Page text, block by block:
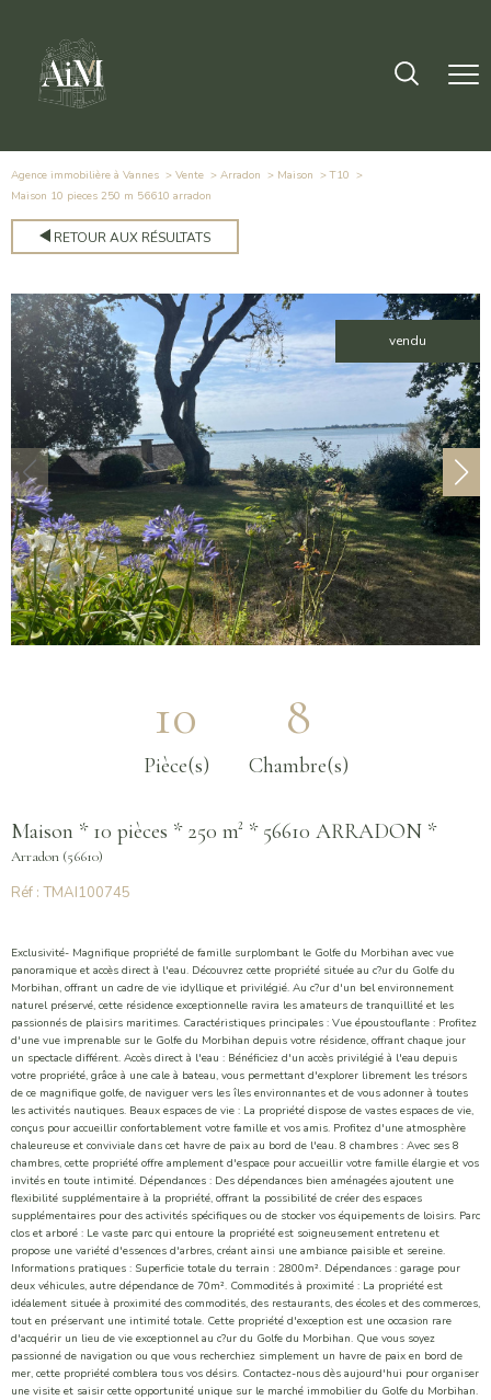
Agence immobilière à Vannes Vente Arradon Maison
T10
maison 10 pieces 250 m 56610 arradon
RETOUR AUX RÉSULTATS
vendu
10
Pièce(s)
8
Chambre(s)
Maison * 10 pièces * 250 m² * 56610 ARRADON *
Arradon (56610)
Réf : TMAI100745
Exclusivité- Magnifique propriété de famille surplombant le Golfe du Morbihan avec vue
panoramique et accès direct à l'eau. Découvrez cette propriété située au c?ur du Golfe du
Morbihan, offrant un cadre de vie idyllique et privilégié. Au c?ur d'un bel environnement
naturel préservé, cette résidence exceptionnelle ravira les amateurs de tranquillité et les
passionnés de plaisirs maritimes. Caractéristiques principales : Vue époustouflante : Profitez
d'une vue imprenable sur le Golfe du Morbihan depuis votre résidence, offrant chaque jour
un spectacle différent. Accès direct à l'eau : Bénéficiez d'un accès privilégié à l'eau depuis
votre propriété, grâce à une cale à bateau, vous permettant d'explorer librement les trésors
de ce magnifique golfe, de naviguer vers les îles environnantes et de vous adonner à toutes
les activités nautiques. Beaux espaces de vie : La propriété dispose de vastes espaces de vie,
conçus pour accueillir confortablement votre famille et vos amis. Profitez d'une atmosphère
chaleureuse et conviviale dans cet havre de paix au bord de l'eau. 8 chambres : Avec ses 8
chambres, cette propriété offre amplement d'espace pour accueillir votre famille élargie et vos
invités en toute intimité. Dépendances : Des dépendances bien aménagées ajoutent une
flexibilité supplémentaire à la propriété, offrant la possibilité de créer des espaces
supplémentaires pour des activités spécifiques ou de stocker vos équipements de loisirs. Parc
clos et arboré : Le vaste parc qui entoure la propriété est soigneusement entretenu et
propose une variété d'essences d'arbres, créant ainsi une ambiance paisible et sereine.
Informations pratiques : Superficie totale du terrain : 2800m². Dépendances : garage pour
deux véhicules, autre dépendance de 70m². Commodités à proximité : La propriété est
idéalement située à proximité des commodités, des restaurants, des écoles et des commerces,
tout en préservant une intimité totale. Cette propriété d'exception est une occasion rare
d'acquérir un lieu de vie exceptionnel au c?ur du Golfe du Morbihan. Que vous soyez
passionné de navigation ou que vous recherchiez simplement un havre de paix en bord de
mer, cette propriété comblera tous vos désirs. Contactez-nous dès aujourd'hui pour organiser
une visite et saisir cette opportunité unique sur le marché immobilier du Golfe du Morbihan.